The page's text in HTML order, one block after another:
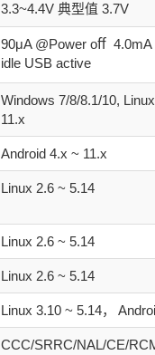
3.3~4.4V 典型值 3.7V
90μA @Power oﬀ 4.0mA
idle USB active
Windows 7/8/8.1/10,
11.x
Android 4.x ~ 11.x
Linux 2.6 ~ 5.14
Linux 2.6 ~ 5.14
Linux 2.6 ~ 5.14
Linux 3.10 ~ 5.14，
CCC/SRRC/NAL/CE/